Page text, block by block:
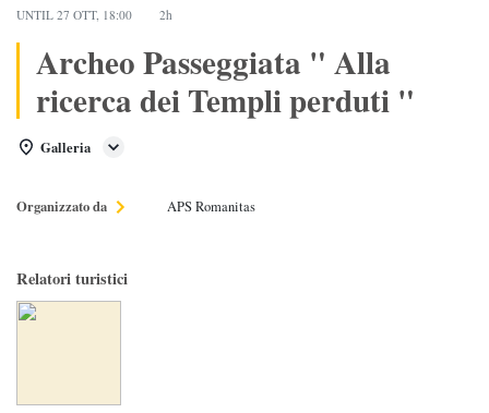
UNTIL 27 OTT, 18:00 2h
Archeo Passeggiata " Alla
ricerca dei Templi perduti "
Galleria
Organizzato da APS Romanitas
Relatori turistici